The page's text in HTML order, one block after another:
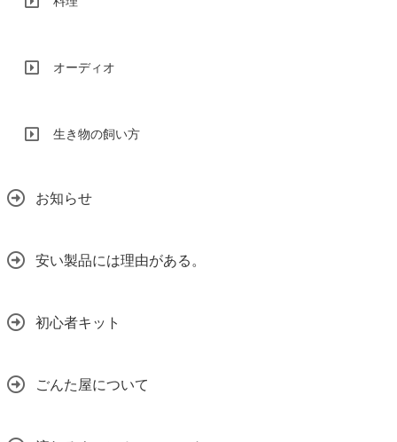
オーディオ
生き物の飼い方
お知らせ
安い製品には理由がある。
初心者キット
ごんた屋について